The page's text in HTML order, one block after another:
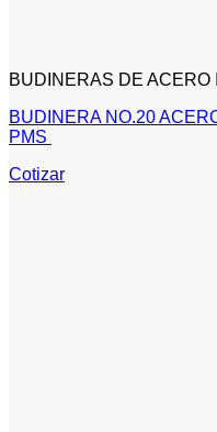
BUDINERAS DE ACERO
BUDINERA NO.20
PMS
Cotizar